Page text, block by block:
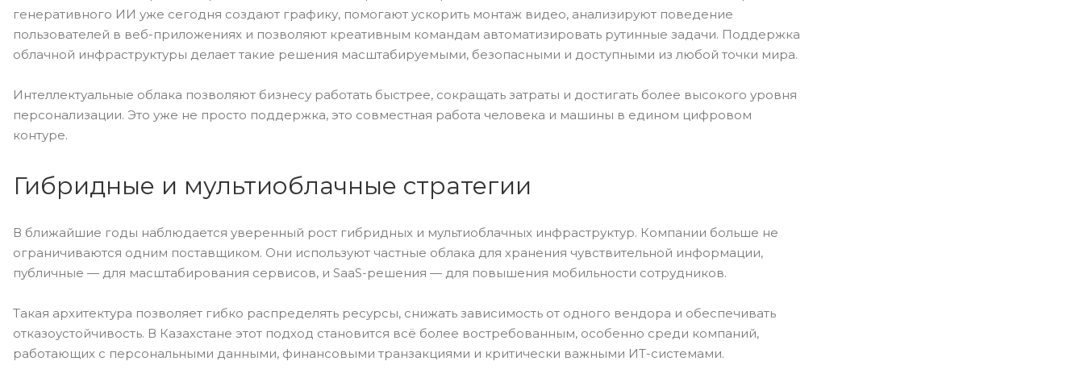
генеративного ИИ уже сегодня создают графику, помогают ускорить монтаж видео, анализируют поведение
пользователей в веб-приложениях и позволяют креативным командам автоматизировать рутинные задачи. Поддержка
облачной инфраструктуры делает такие решения масштабируемыми, безопасными и доступными из любой точки мира.
Интеллектуальные облака позволяют бизнесу работать быстрее, сокращать затраты и достигать более высокого уровня
персонализации. Это уже не просто поддержка, это совместная работа человека и машины в едином цифровом
контуре.
Гибридные и мультиоблачные стратегии
В ближайшие годы наблюдается уверенный рост гибридных и мультиоблачных инфраструктур. Компании больше не
ограничиваются одним поставщиком. Они используют частные облака для хранения чувствительной информации,
публичные — для масштабирования сервисов, и SaaS-решения — для повышения мобильности сотрудников.
Такая архитектура позволяет гибко распределять ресурсы, снижать зависимость от одного вендора и обеспечивать
отказоустойчивость. В Казахстане этот подход становится всё более востребованным, особенно среди компаний,
работающих с персональными данными, финансовыми транзакциями и критически важными ИТ-системами.